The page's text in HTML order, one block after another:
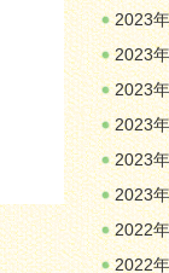
2023
2023
2023
2023
2023
2023
2022
2022